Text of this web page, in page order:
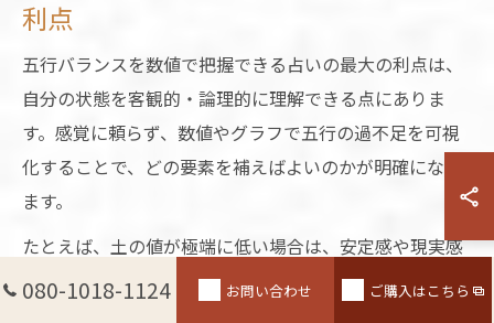
利点
五行バランスを数値で把握できる占いの最大の利点は、
自分の状態を客観的・論理的に理解できる点にありま
す。感覚に頼らず、数値やグラフで五行の過不足を可視
化することで、どの要素を補えばよいのかが明確になり
ます。
たとえば、土の値が極端に低い場合は、安定感や現実感
が不足しやすい傾向があるとされます。逆に火の値が高
080-1018-1124 お問い合わせ ご購入はこちら